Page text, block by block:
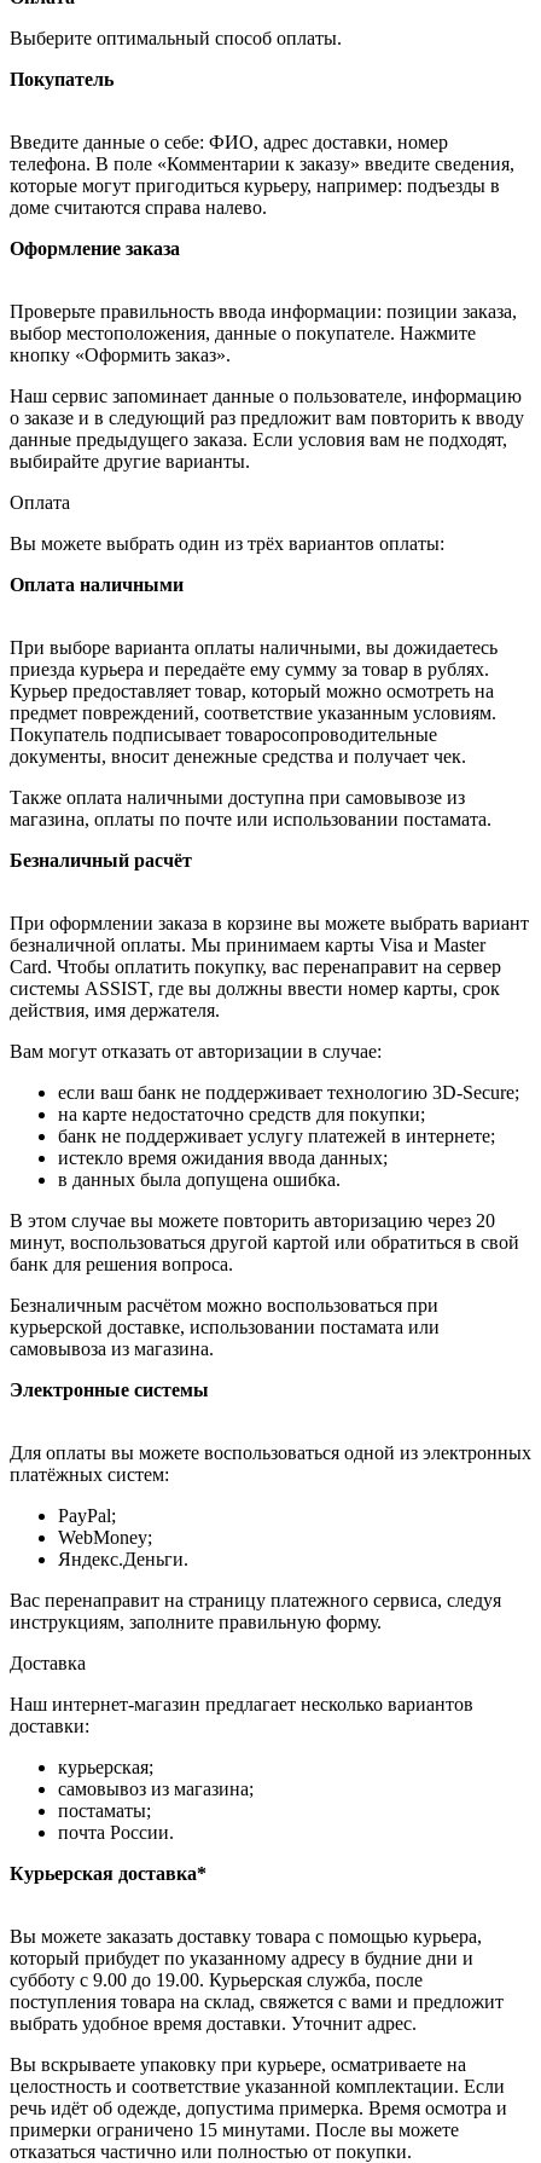
Выберите оптимальный способ оплаты.
Покупатель
Введите данные о себе: ФИО, адрес доставки, номер
телефона. В поле «Комментарии к заказу» введите сведения,
которые могут пригодиться курьеру, например: подъезды в
доме считаются справа налево.
Оформление заказа
Проверьте правильность ввода информации: позиции заказа,
выбор местоположения, данные о покупателе. Нажмите
кнопку «Оформить заказ».
Наш сервис запоминает данные о пользователе, информацию
о заказе и в следующий раз предложит вам повторить к вводу
данные предыдущего заказа. Если условия вам не подходят,
выбирайте другие варианты.
Оплата
Вы можете выбрать один из трёх вариантов оплаты:
Оплата наличными
При выборе варианта оплаты наличными, вы дожидаетесь
приезда курьера и передаёте ему сумму за товар в рублях.
Курьер предоставляет товар, который можно осмотреть на
предмет повреждений, соответствие указанным условиям.
Покупатель подписывает товаросопроводительные
документы, вносит денежные средства и получает чек.
Также оплата наличными доступна при самовывозе из
магазина, оплаты по почте или использовании постамата.
Безналичный расчёт
При оформлении заказа в корзине вы можете выбрать вариант
безналичной оплаты. Мы принимаем карты Visa и Master
Card. Чтобы оплатить покупку, вас перенаправит на сервер
системы ASSIST, где вы должны ввести номер карты, срок
действия, имя держателя.
Вам могут отказать от авторизации в случае:
если ваш банк не поддерживает технологию 3D-Secure;
на карте недостаточно средств для покупки;
банк не поддерживает услугу платежей в интернете;
истекло время ожидания ввода данных;
в данных была допущена ошибка.
В этом случае вы можете повторить авторизацию через 20
минут, воспользоваться другой картой или обратиться в свой
банк для решения вопроса.
Безналичным расчётом можно воспользоваться при
курьерской доставке, использовании постамата или
самовывоза из магазина.
Электронные системы
Для оплаты вы можете воспользоваться одной из электронных
платёжных систем:
PayPal;
WebMoney;
Яндекс.Деньги.
Вас перенаправит на страницу платежного сервиса, следуя
инструкциям, заполните правильную форму.
Доставка
Наш интернет-магазин предлагает несколько вариантов
доставки:
курьерская;
самовывоз из магазина;
постаматы;
почта России.
Курьерская доставка*
Вы можете заказать доставку товара с помощью курьера,
который прибудет по указанному адресу в будние дни и
субботу с 9.00 до 19.00. Курьерская служба, после
поступления товара на склад, свяжется с вами и предложит
выбрать удобное время доставки. Уточнит адрес.
Вы вскрываете упаковку при курьере, осматриваете на
целостность и соответствие указанной комплектации. Если
речь идёт об одежде, допустима примерка. Время осмотра и
примерки ограничено 15 минутами. После вы можете
отказаться частично или полностью от покупки.